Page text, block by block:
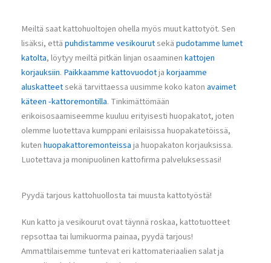
Meiltä saat kattohuoltojen ohella myös muut kattotyöt. Sen
lisäksi, ettäpuhdistamme vesikourutsekäpudotamme lumet
katolta, löytyy meiltä pitkän linjan osaaminenkattojen
korjauksiin. Paikkaamme kattovuodotjakorjaamme
aluskatteetsekä tarvittaessa uusimme koko katonavaimet
käteen -kattoremontilla. Tinkimättömään
erikoisosaamiseemme kuuluu erityisesti huopakatot, joten
olemme luotettava kumppani erilaisissa huopakatetöissä,
kutenhuopakattoremonteissaja huopakaton korjauksissa.
Luotettava ja monipuolinen kattofirma palveluksessasi!
Pyydä tarjous kattohuollosta tai muusta kattotyöstä!
Kun katto ja vesikourut ovat täynnä roskaa, kattotuotteet
repsottaa tai lumikuorma painaa, pyydä tarjous!
Ammattilaisemme tuntevat eri kattomateriaalien salat ja